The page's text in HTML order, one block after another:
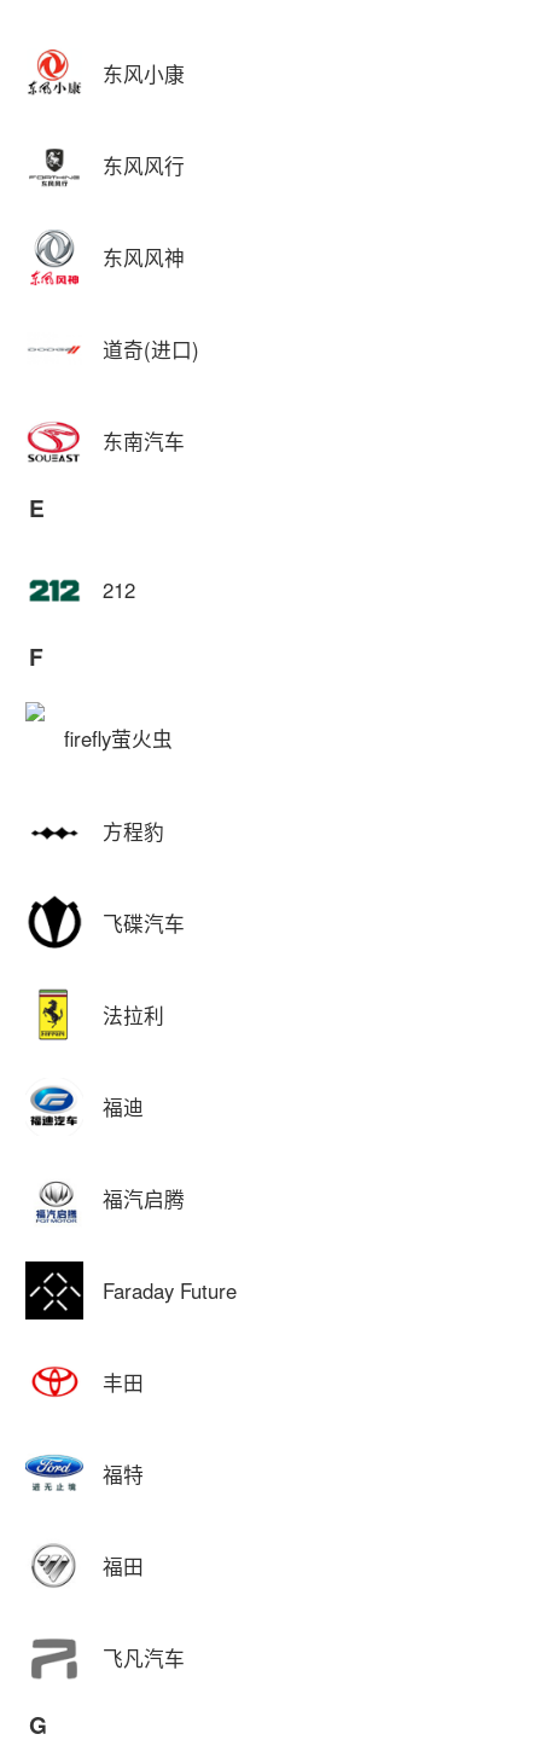
东风小康
东风风行
东风风神
道奇(进口)
东南汽车
E
212
F
firefly萤火虫
方程豹
飞碟汽车
法拉利
福迪
福汽启腾
Faraday Future
丰田
福特
福田
飞凡汽车
G